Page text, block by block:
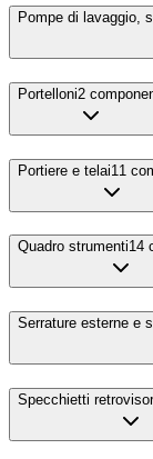
Pompe di lavaggio,
Portelloni2
Portiere e telai11
Quadro strumenti14
Serrature esterne e
Specchietti